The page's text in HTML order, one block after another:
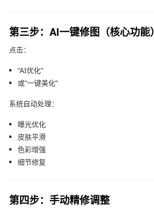
第三步：AI一键修图（核心功能）
点击：
“AI优化”
或“一键美化”
系统自动处理：
曝光优化
皮肤平滑
色彩增强
细节修复
第四步：手动精修调整